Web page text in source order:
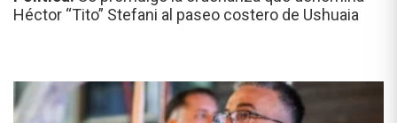
Héctor “Tito” Stefani al paseo costero de Ushuaia